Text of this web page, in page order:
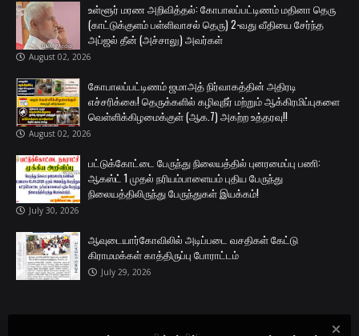
உள்ளூர் மரண அறிவித்தல்: கோபாலப்பட்டிணம் மதினா தெரு
(காட்டுக்குளம் பள்ளிவாசல் தெரு) 2-வது வீதியை சேர்ந்த
அப்ஜல் தீன் (அச்சாலு) அவர்கள்
August 02, 2026
கோபாலப்பட்டிணம் ஜமாஅத் நிர்வாகத்தின் அதிரடி
எச்சரிக்கை! தெருக்களில் கழிவுநீர் மற்றும் ஆக்கிரமிப்புகளை
வெள்ளிக்கிழமைக்குள் (ஆக.7) அகற்ற உத்தரவு!!
August 02, 2026
பட்டுக்கோட்டை பேருந்து நிலையத்தில் புனரமைப்பு பணி:
ஆகஸ்ட் 1 முதல் நரியம்பாளையம் புதிய பேருந்து
நிலையத்திலிருந்து பேருந்துகள் இயக்கம்!
July 30, 2026
ஆவுடையார்கோவிலில் அடிப்படை வசதிகள் கேட்டு
கிராமமக்கள் காத்திருப்பு போராட்டம்
July 29, 2026